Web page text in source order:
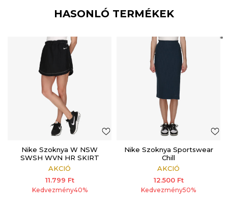
HASONLÓ TERMÉKEK
Nike Szoknya W NSW
SWSH WVN HR SKIRT
AKCIÓ
11.799 Ft
Kedvezmény40%
Nike Szoknya Sportswear
Chill
AKCIÓ
12.500 Ft
Kedvezmény50%